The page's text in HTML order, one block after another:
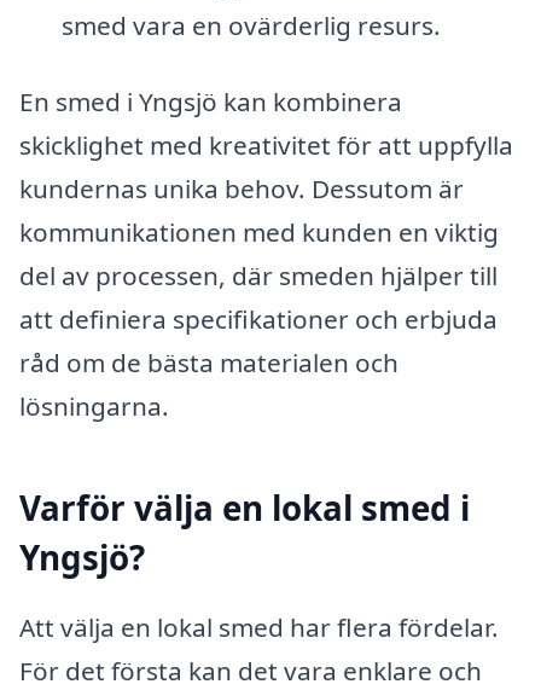
smed vara en ovärderlig resurs.
En smed i Yngsjö kan kombinera
skicklighet med kreativitet för att uppfylla
kundernas unika behov. Dessutom är
kommunikationen med kunden en viktig
del av processen, där smeden hjälper till
att definiera specifikationer och erbjuda
råd om de bästa materialen och
lösningarna.
Varför välja en lokal smed i
Yngsjö?
Att välja en lokal smed har flera fördelar.
För det första kan det vara enklare och